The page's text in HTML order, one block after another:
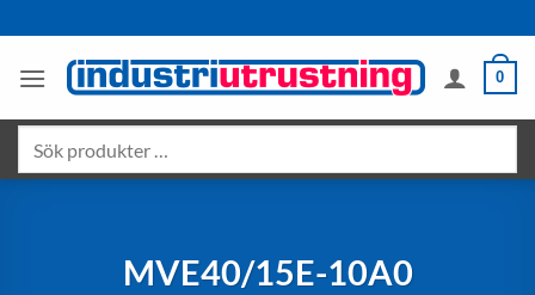
to
content
0
produkter
MVE40/15E-10A0